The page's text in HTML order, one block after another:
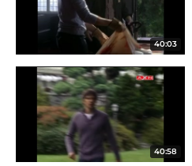
40:03
40:58